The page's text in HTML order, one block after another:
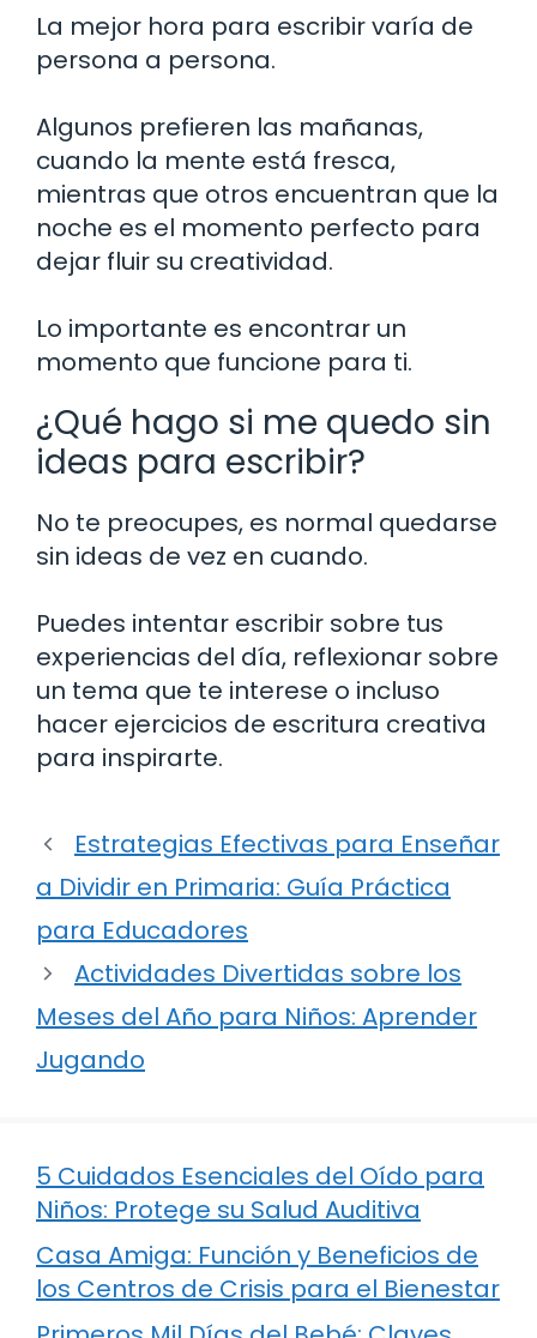
La mejor hora para escribir varía de
persona a persona.
Algunos prefieren las mañanas,
cuando la mente está fresca,
mientras que otros encuentran que la
noche es el momento perfecto para
dejar fluir su creatividad.
Lo importante es encontrar un
momento que funcione para ti.
¿Qué hago si me quedo sin
ideas para escribir?
No te preocupes, es normal quedarse
sin ideas de vez en cuando.
Puedes intentar escribir sobre tus
experiencias del día, reflexionar sobre
un tema que te interese o incluso
hacer ejercicios de escritura creativa
para inspirarte.
Estrategias Efectivas para Enseñar
a Dividir en Primaria: Guía Práctica
para Educadores
Actividades Divertidas sobre los
Meses del Año para Niños: Aprender
Jugando
5 Cuidados Esenciales del Oído para
Niños: Protege su Salud Auditiva
Casa Amiga: Función y Beneficios de
los Centros de Crisis para el Bienestar